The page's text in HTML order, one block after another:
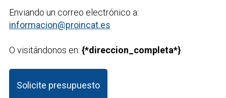
Enviando un correo electrónico a:
informacion@proincat.es
O visitándonos en: {*direccion_completa*}
Solicite presupuesto